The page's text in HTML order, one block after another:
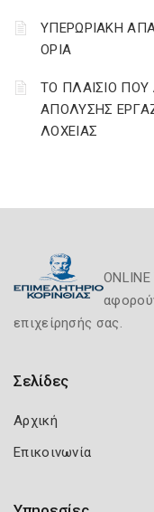
ΥΠΕΡΩΡΙΑΚΗ
ΟΡΙΑ
ΤΟ ΠΛΑΙΣΙΟ ΠΟΥ
ΑΠΟΛΥΣΗΣ
ΛΟΧΕΙΑΣ
επιχείρησής σας.
Σελίδες
Αρχική
Επικοινωνία